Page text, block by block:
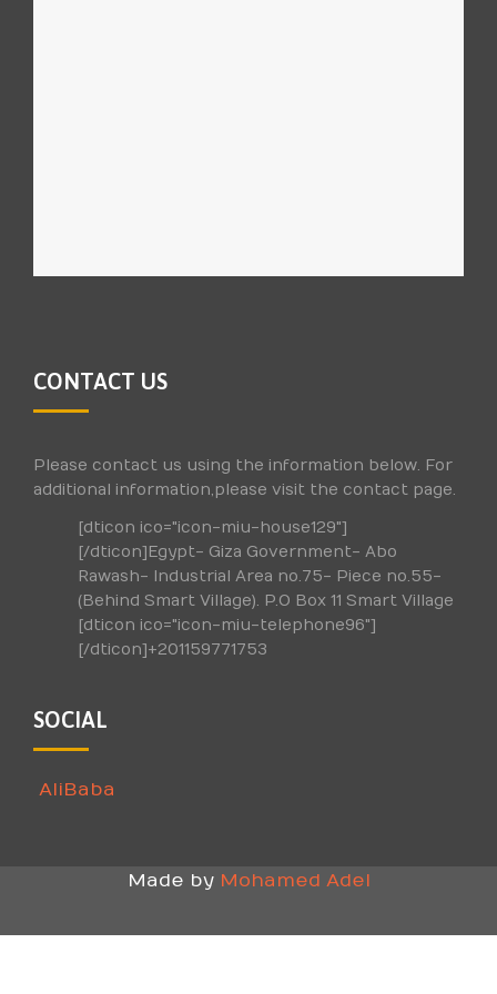
CONTACT US
Please contact us using the information below. For
additional information,please visit the contact page.
[dticon ico="icon-miu-house129"]
[/dticon]Egypt- Giza Government- Abo
Rawash- Industrial Area no.75- Piece no.55-
(Behind Smart Village). P.O Box 11 Smart Village
[dticon ico="icon-miu-telephone96"]
[/dticon]+201159771753
SOCIAL
AliBaba
Made by Mohamed Adel